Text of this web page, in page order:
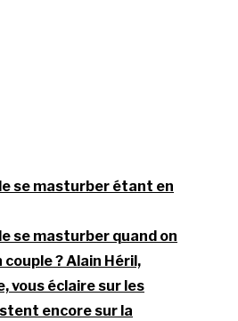
se masturber étant en
se masturber quand on
? Alain Héril,
vous éclaire sur les
encore sur la